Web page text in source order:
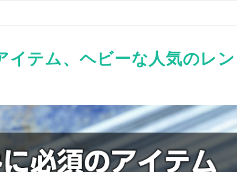
イテム、ヘビーな人気のレン